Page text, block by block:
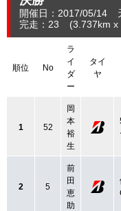
開催日：2017/05/14
完走：23
(3.737km x
順位 No
ラ
イ
ダ
ー
タイ
ヤ
1 52
岡
本
裕
生
2 5
前
田
恵
助